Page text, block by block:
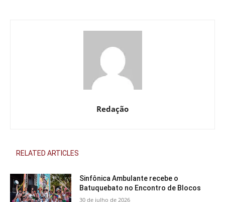
Redação
RELATED ARTICLES
Sinfônica Ambulante recebe o
Batuquebato no Encontro de Blocos
30 de julho de 2026